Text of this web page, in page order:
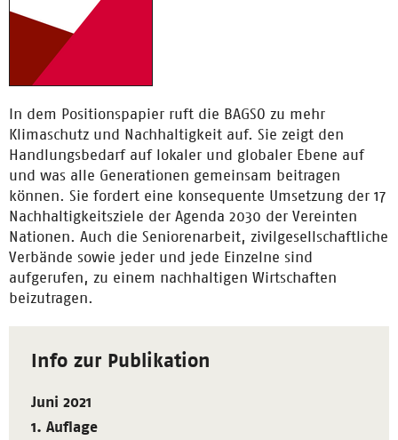
In dem Positionspapier ruft die BAGSO zu mehr
Klimaschutz und Nachhaltigkeit auf. Sie zeigt den
Handlungsbedarf auf lokaler und globaler Ebene auf
und was alle Generationen gemeinsam beitragen
können. Sie fordert eine konsequente Umsetzung der 17
Nachhaltigkeitsziele der Agenda 2030 der Vereinten
Nationen. Auch die Seniorenarbeit, zivilgesellschaftliche
Verbände sowie jeder und jede Einzelne sind
aufgerufen, zu einem nachhaltigen Wirtschaften
beizutragen.
Info zur Publikation
Juni 2021
1. Auflage